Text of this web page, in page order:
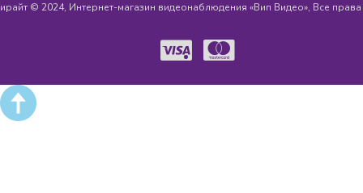
© 2024, Интернет-магазин видеонаблюдения «Вип Видео», Все